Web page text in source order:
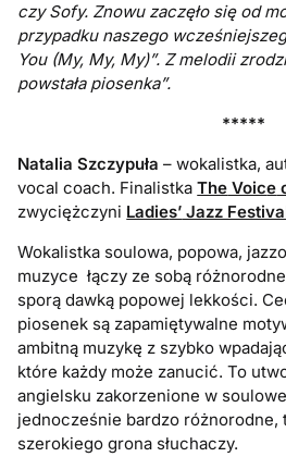
czy Sofy. Znowu zaczęło się od
przypadku naszego
You (My, My, My)”. Z melodii
powstała piosenka”.
*****
Natalia Szczypuła – wokalistka,
vocal coach. FinalistkaThe Voice
zwyciężczyni Ladies’ Jazz
Wokalistka soulowa, popowa,
muzyce łączy ze sobą
sporą dawką popowej lekkości.
piosenek są zapamiętywalne
ambitną muzykę z szybko
które każdy może zanucić. To
angielsku zakorzenione w
jednocześnie bardzo różnorodne,
szerokiego grona słuchaczy.